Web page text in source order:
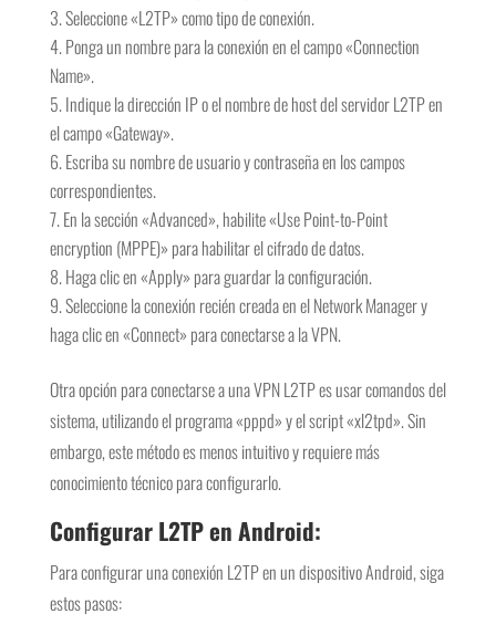
Seleccione «L2TP» como tipo de conexión.
Ponga un nombre para la conexión en el campo «Connection
Name».
Indique la dirección IP o el nombre de host del servidor L2TP en
el campo «Gateway».
Escriba su nombre de usuario y contraseña en los campos
correspondientes.
En la sección «Advanced», habilite «Use Point-to-Point
encryption (MPPE)» para habilitar el cifrado de datos.
Haga clic en «Apply» para guardar la configuración.
Seleccione la conexión recién creada en el Network Manager y
haga clic en «Connect» para conectarse a la VPN.
Otra opción para conectarse a una VPN L2TP es usar comandos del
sistema, utilizando el programa «pppd» y el script «xl2tpd». Sin
embargo, este método es menos intuitivo y requiere más
conocimiento técnico para configurarlo.
Configurar L2TP en Android:
Para configurar una conexión L2TP en un dispositivo Android, siga
estos pasos: